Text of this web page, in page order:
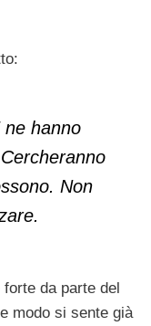
hanno
Non
da parte del
modo si sente già